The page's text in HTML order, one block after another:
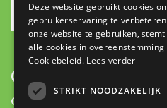
MELD JE AAN VOOR DE
CONTACT
Openingstijden:
Deze website gebruikt cookies
gebruikerservaring te
onze website te gebruiken,
alle cookies in overeenstemming
Cookiebeleid. Lees verder
STRIKT NOODZAKELIJK